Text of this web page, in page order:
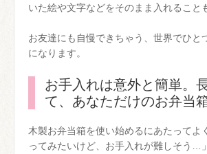
いた絵や文字などをそのまま入れること
お友達にも自慢できちゃう、世界でひと
になります。
お手入れは意外と簡単。
て、あなただけのお弁当箱
木製お弁当箱を使い始めるにあたってよ
ってみたいけど、お手入れが難しそう…